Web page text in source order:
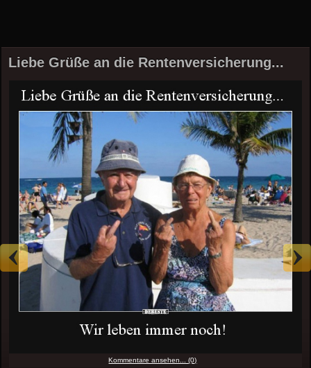
Liebe Grüße an die Rentenversicherung...
Kommentare ansehen... (0)